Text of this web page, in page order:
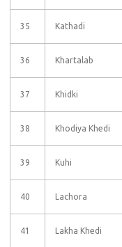
35 Kathadi
36 Khartalab
37 Khidki
38 Khodiya Khedi
39 Kuhi
40 Lachora
41 Lakha Khedi